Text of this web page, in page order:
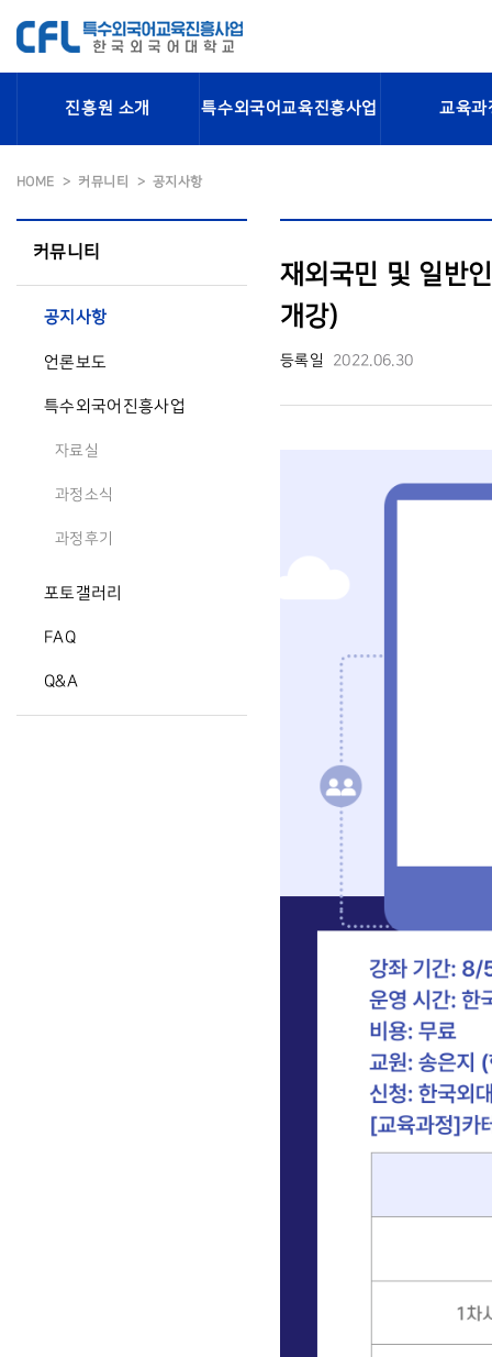
진흥원 소개 특수외국어교육진흥사업 교육과
HOME 커뮤니티 공지사항
커뮤니티
공지사항
언론보도
특수외국어진흥사업
자료실
과정소식
과정후기
포토갤러리
FAQ
Q&A
재외국민 및 일반
개강)
등록일 2022.06.30